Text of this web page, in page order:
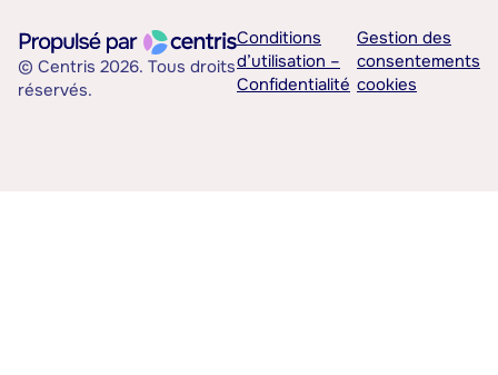
© Centris 2026. Tous droits
réservés.
Conditions
d’utilisation –
Confidentialité
Gestion des
consentements
cookies